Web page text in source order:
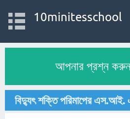
10minitesschool
আপনার প্রশ্ন
বিদ্যুৎ শক্তি পরিমাপের